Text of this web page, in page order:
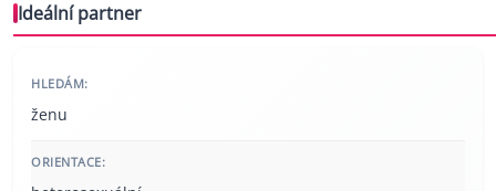
Ideální partner
HLEDÁM:
ženu
ORIENTACE: